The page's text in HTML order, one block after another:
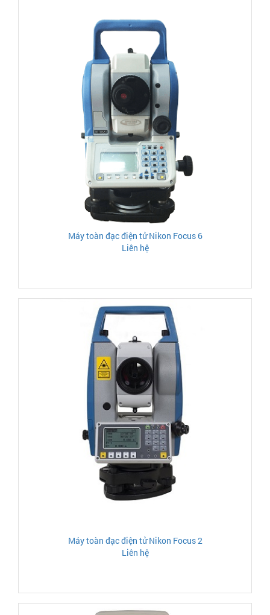
Máy toàn đạc điện tử Nikon Focus 6
Liên hệ
Máy toàn đạc điện tử Nikon Focus 2
Liên hệ